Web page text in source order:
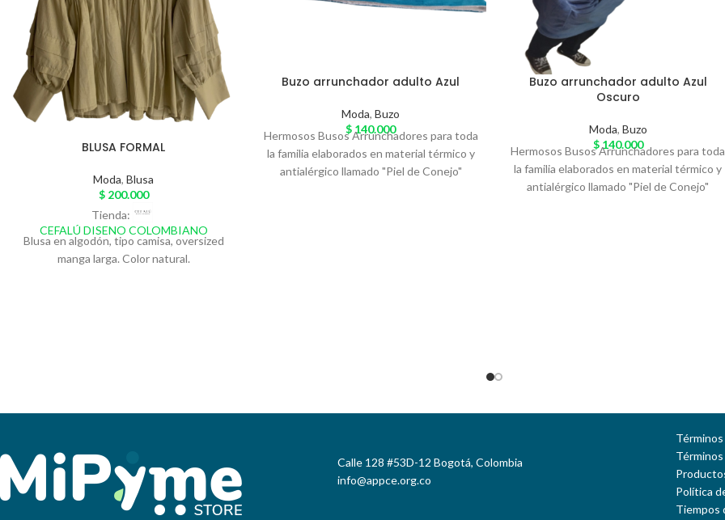
BLUSA FORMAL
Moda,Blusa
$200.000
Tienda:
CEFALÚ DISENO COLOMBIANO
Blusa en algodón, tipo camisa, oversized
manga larga. Color natural.
Buzo arrunchador adulto Azul
Moda,Buzo
$140.000
Hermosos Busos Arrunchadores para toda
la familia elaborados en material térmico y
antialérgico llamado "Piel de Conejo"
Buzo arrunchador adulto Azul
Oscuro
Moda, Buzo
$140.000
Hermosos Busos Arrunchadores para toda
la familia elaborados en material térmico y
antialérgico llamado "Piel de Conejo"
Calle 128 #53D-12 Bogotá, Colombia
info@appce.org.co
Política
Tiempos